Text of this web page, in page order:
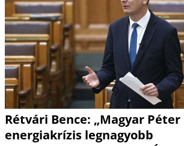
Rétvári Bence: „Magyar
energiakrízis legnagyobb